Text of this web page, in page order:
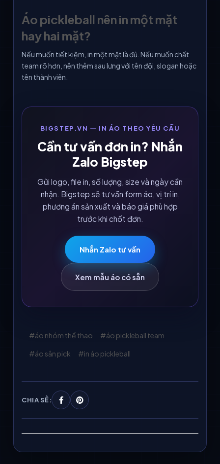
Áo pickleball nên in một mặt
hay hai mặt?
Nếu muốn tiết kiệm, in một mặt là đủ. Nếu muốn chất
team rõ hơn, nên thêm sau lưng với tên đội, slogan hoặc
tên thành viên.
BIGSTEP.VN — IN ÁO THEO YÊU CẦU
Cần tư vấn đơn in? Nhắn
Zalo Bigstep
Gửi logo, file in, số lượng, size và ngày cần
nhận. Bigstep sẽ tư vấn form áo, vị trí in,
phương án sản xuất và báo giá phù hợp
trước khi chốt đơn.
Nhắn Zalo tư vấn
Xem mẫu áo có sẵn
áo nhóm thể thao áo pickleball team
áo sân pick in áo pickleball
CHIA SẺ: